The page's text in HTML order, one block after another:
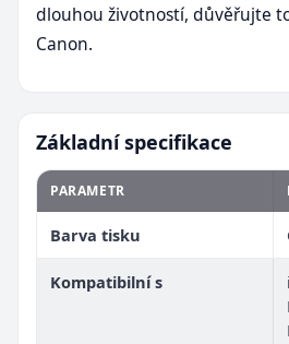
dlouhou životností, důvěřujte
Canon.
Základní specifikace
PARAMETR
Barva tisku
Kompatibilní s